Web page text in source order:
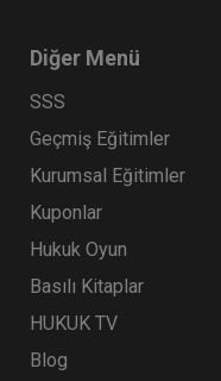
Diğer Menü
SSS
Geçmiş Eğitimler
Kurumsal Eğitimler
Kuponlar
Hukuk Oyun
Basılı Kitaplar
HUKUK TV
Blog